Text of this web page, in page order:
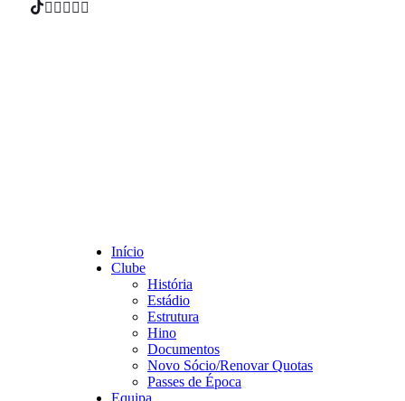
Início
Clube
História
Estádio
Estrutura
Hino
Documentos
Novo Sócio/Renovar Quotas
Passes de Época
Equipa